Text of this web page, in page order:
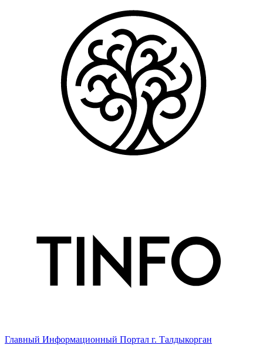
Главный Информационный Портал г. Талдыкорган